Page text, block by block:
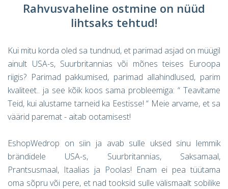
Rahvusvaheline ostmine on nüüd
lihtsaks tehtud!
Kui mitu korda oled sa tundnud, et parimad asjad on müügil
ainult USA-s, Suurbritannias või mõnes teises Euroopa
riigis? Parimad pakkumised, parimad allahindlused, parim
kvaliteet.. ja see kõik koos sama probleemiga: “ Teavitame
Teid, kui alustame tarneid ka Eestisse! “ Meie arvame, et sa
väärid paremat - aitab ootamisest!
EshopWedrop on siin ja avab sulle uksed sinu lemmik
brändidele USA-s, Suurbritannias, Saksamaal,
Prantsusmaal, Itaalias ja Poolas! Enam ei pea tüütama
oma sõpru või pere, et nad tooksid sulle välismaalt sobilike